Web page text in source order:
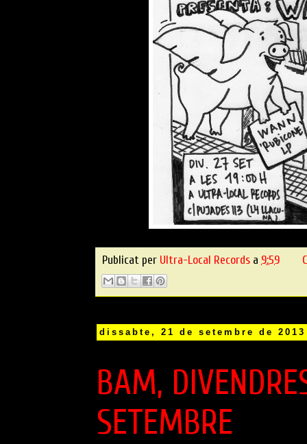
Publicat per Ultra-Local Records a 9:59
dissabte, 21 de setembre de 2013
BAM,
SETEMBRE